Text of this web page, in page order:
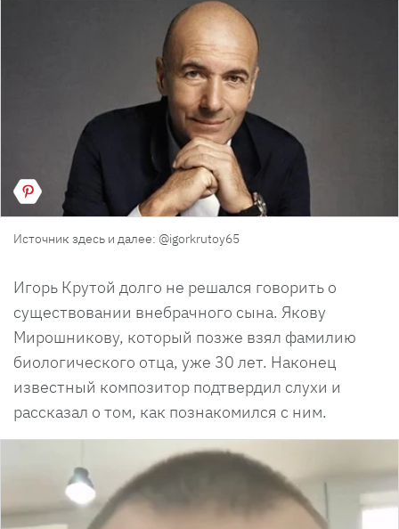
Источник здесь и далее: @igorkrutoy65
Игорь Крутой долго не решался говорить о
существовании внебрачного сына. Якову
Мирошникову, который позже взял фамилию
биологического отца, уже 30 лет. Наконец
известный композитор подтвердил слухи и
рассказал о том, как познакомился с ним.